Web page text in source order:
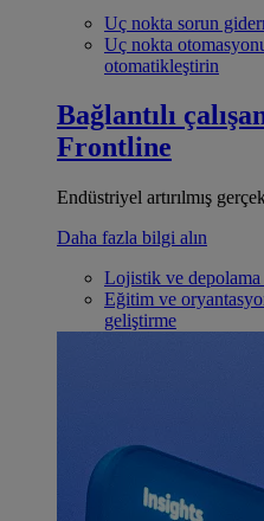
Uç nokta sorun
Uç nokta
otomatikleştirin
Bağlantılı
Frontline
Endüstriyel artırılmış
Daha fazla bilgi alın
Lojistik ve depolama
Eğitim ve
geliştirme